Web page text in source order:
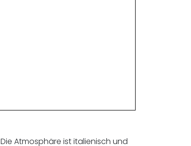
Atmosphäre ist italienisch und